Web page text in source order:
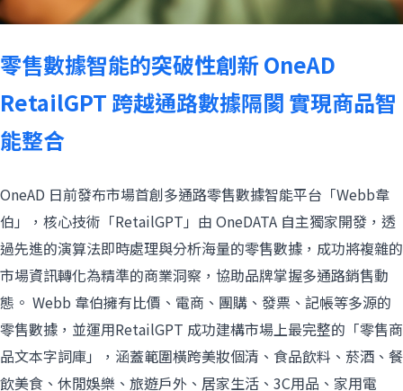
零售數據智能的突破性創新 OneAD
RetailGPT 跨越通路數據隔閡 實現商品智
能整合
OneAD 日前發布市場首創多通路零售數據智能平台「Webb韋
伯」，核心技術「RetailGPT」由 OneDATA 自主獨家開發，透
過先進的演算法即時處理與分析海量的零售數據，成功將複雜的
市場資訊轉化為精準的商業洞察，協助品牌掌握多通路銷售動
態。 Webb 韋伯擁有比價、電商、團購、發票、記帳等多源的
零售數據，並運用RetailGPT 成功建構市場上最完整的「零售商
品文本字詞庫」，涵蓋範圍橫跨美妝個清、食品飲料、菸酒、餐
飲美食、休閒娛樂、旅遊戶外、居家生活、3C用品、家用電